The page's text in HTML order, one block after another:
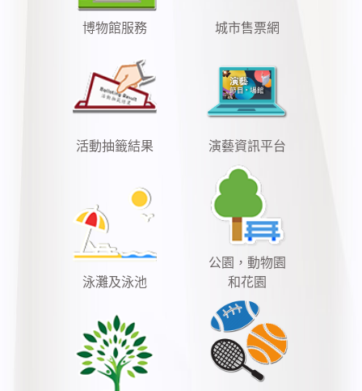
博物館服務 城市售票網
活動抽籤結果 演藝資訊平台
泳灘及泳池
公園，動物園
和花園